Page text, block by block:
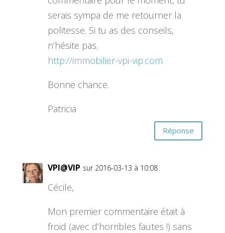
serais sympa de me retourner la
politesse. Si tu as des conseils,
n’hésite pas.
http://immobilier-vpi-vip.com
Bonne chance.
Patricia
Réponse
VPI@VIP sur 2016-03-13 à 10:08
Cécile,
Mon premier commentaire était à
froid (avec d’horribles fautes !) sans